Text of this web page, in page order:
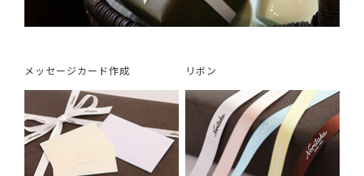
メッセージカード作成 リボン